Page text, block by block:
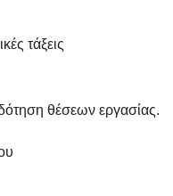
τάξεις
θέσεων εργασίας.